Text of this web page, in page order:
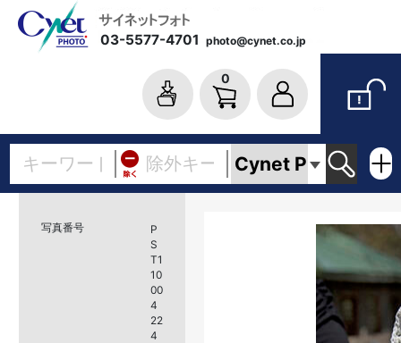
03-5577-4701 photo@cynet.co.jp
0
写真番号
P
S
T1
10
00
4
22
4